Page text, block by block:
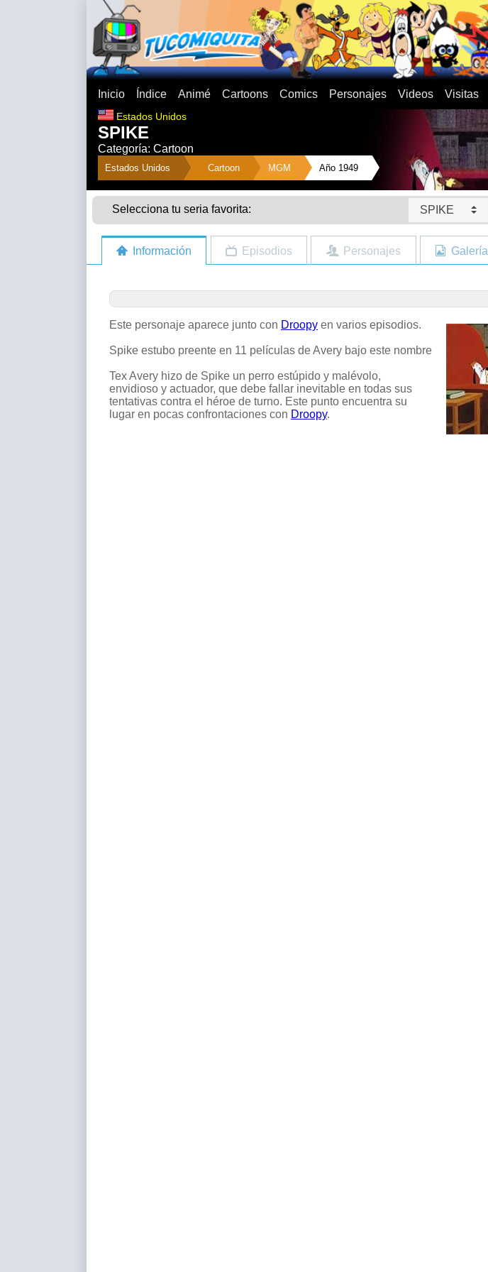
Inicio Índice Animé Cartoons Comics Personajes Videos Visitas
Estados Unidos
SPIKE
Categoría: Cartoon
Estados Unidos Cartoon MGM Año 1949
Selecciona tu seria favorita: SPIKE
Información Episodios Personajes Galería
Este personaje aparece junto con Droopy en varios episodios.
Spike estubo preente en 11 películas de Avery bajo este nombre
Tex Avery hizo de Spike un perro estúpido y malévolo,
envidioso y actuador, que debe fallar inevitable en todas sus
tentativas contra el héroe de turno. Este punto encuentra su
lugar en pocas confrontaciones con Droopy.